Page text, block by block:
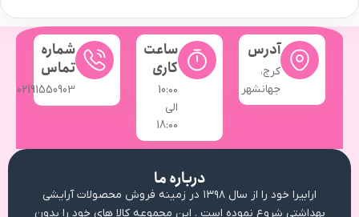
آدرس
کرج،
جهانشهر
ساعت
کاری
10:۰۰
الی
18:۰۰
شماره
تماس
02191550903
درباره ما
ارابیرا خود را از سال ۱۳۹۸ در زمینه فروش محصولات آرایشی
بهداشتی شروع نموده است . این مجموعه کالا های خود را بدون